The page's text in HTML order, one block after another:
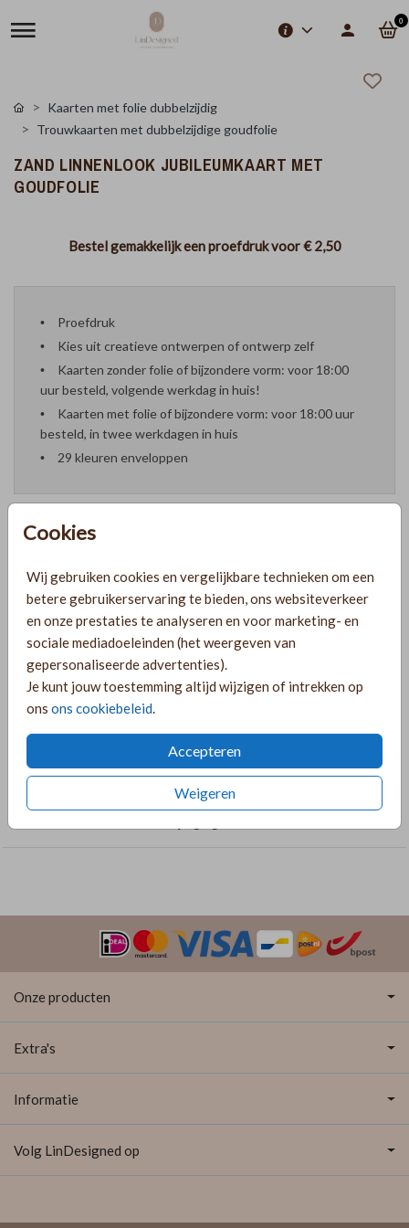
0
Cookies
Wij gebruiken cookies en vergelijkbare technieken om een
betere gebruikerservaring te bieden, ons websiteverkeer
en onze prestaties te analyseren en voor marketing- en
sociale mediadoeleinden (het weergeven van
gepersonaliseerde advertenties).
Je kunt jouw toestemming altijd wijzigen of intrekken op
ons ons cookiebeleid.
Accepteren
Weigeren
Kaarten met folie dubbelzijdig
Trouwkaarten met dubbelzijdige goudfolie
ZAND LINNENLOOK JUBILEUMKAART MET
GOUDFOLIE
Bestel gemakkelijk een proefdruk voor€ 2,50
Proefdruk
Kies uit creatieve ontwerpen of ontwerp zelf
Kaarten zonder folie of bijzondere vorm: voor 18:00
uur besteld, volgende werkdag in huis!
Kaarten met folie of bijzondere vorm: voor 18:00 uur
besteld, in twee werkdagen in huis
29 kleuren enveloppen
PRODUCTINFORMATIE
OMSCHRIJVING
Onze producten
Extra's
Informatie
Volg LinDesigned op